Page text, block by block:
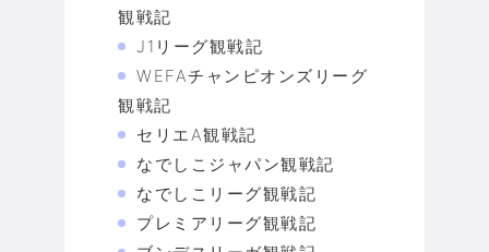
観戦記
J1リーグ観戦記
WEFAチャンピオンズリーグ
観戦記
セリエA観戦記
なでしこジャパン観戦記
なでしこリーグ観戦記
プレミアリーグ観戦記